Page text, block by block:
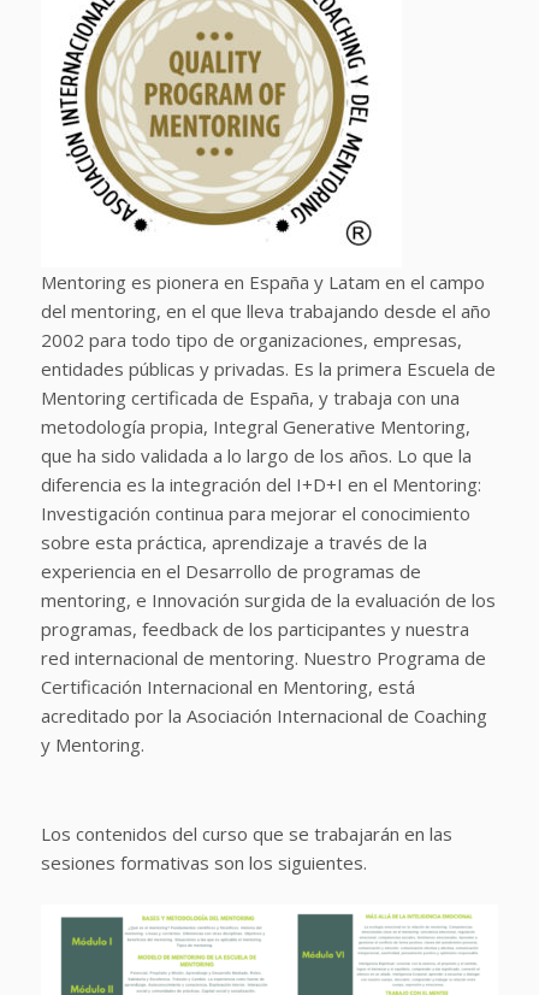
Mentoring es pionera en España y Latam en el campo
del mentoring, en el que lleva trabajando desde el año
2002 para todo tipo de organizaciones, empresas,
entidades públicas y privadas. Es la primera Escuela de
Mentoring certificada de España, y trabaja con una
metodología propia, Integral Generative Mentoring,
que ha sido validada a lo largo de los años. Lo que la
diferencia es la integración del I+D+I en el Mentoring:
Investigación continua para mejorar el conocimiento
sobre esta práctica, aprendizaje a través de la
experiencia en el Desarrollo de programas de
mentoring, e Innovación surgida de la evaluación de los
programas, feedback de los participantes y nuestra
red internacional de mentoring. Nuestro Programa de
Certificación Internacional en Mentoring, está
acreditado por la Asociación Internacional de Coaching
y Mentoring.
Los contenidos del curso que se trabajarán en las
sesiones formativas son los siguientes.